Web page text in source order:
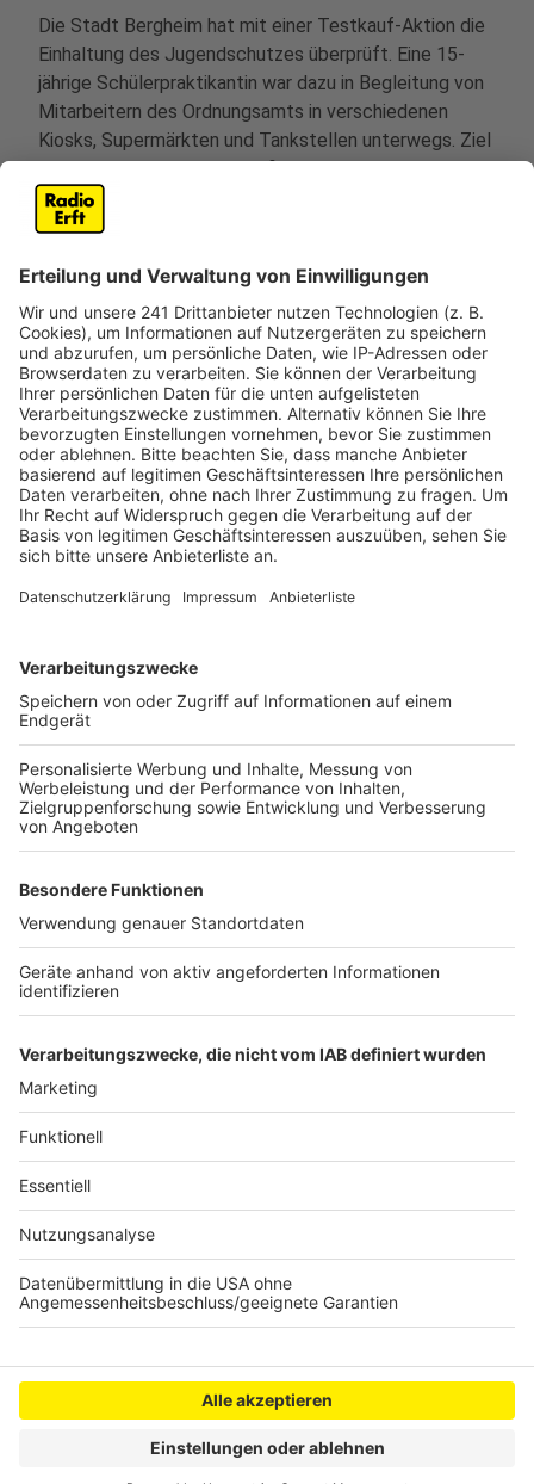
Die Stadt Bergheim hat mit einer Testkauf-Aktion die
Einhaltung des Jugendschutzes überprüft. Eine 15-
jährige Schülerpraktikantin war dazu in Begleitung von
Mitarbeitern des Ordnungsamts in verschiedenen
Kiosks, Supermärkten und Tankstellen unterwegs. Ziel
der Aktion war es, herauszufinden, wie leicht
Minderjährige an Alkohol oder Zigaretten gelangen
können.
Das Ergebnis der Kontrollen: In etwa 14 Prozent der
Fälle – also in jedem siebten Geschäft – konnte die
Jugendliche die entsprechenden Artikel kaufen.
In den betroffenen Fällen hat die Stadt Bergheim
Bußgeldverfahren gegen die Verkäufer und teilweise
auch gegen die Geschäftsinhaber eingeleitet.
Um den Jugendschutz weiter zu stärken, plant die
Stadt Bergheim auch in Zukunft ähnliche
Kontrollaktionen. Die Testkäufe sollen nicht nur
Verstöße aufdecken, sondern auch die Bedeutung des
Jugendschutzes stärker ins Bewusstsein rücken.
Aktionen von Mitarbeitern des Ordnungsamts
begleitet.
Weitere Themen von Rhein und Erft
Katretter-App im Rhein-Erft-Kreis geplant
Ryanair streicht Flüge ab Köln/Bonn
Elsdorf: Bau von sieben Windrädern läuft nach
Plan
Anzeige
Anzeige